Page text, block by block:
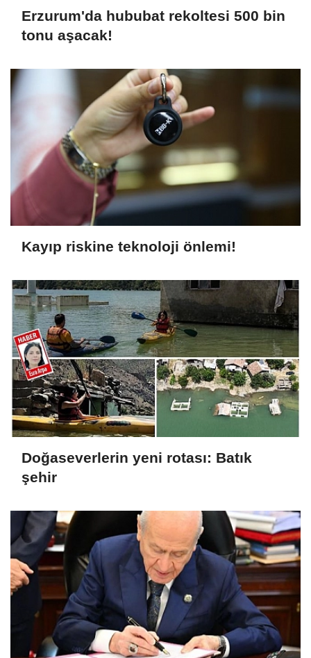
Erzurum'da hububat rekoltesi 500 bin
tonu aşacak!
Kayıp riskine teknoloji önlemi!
Doğaseverlerin yeni rotası: Batık
şehir